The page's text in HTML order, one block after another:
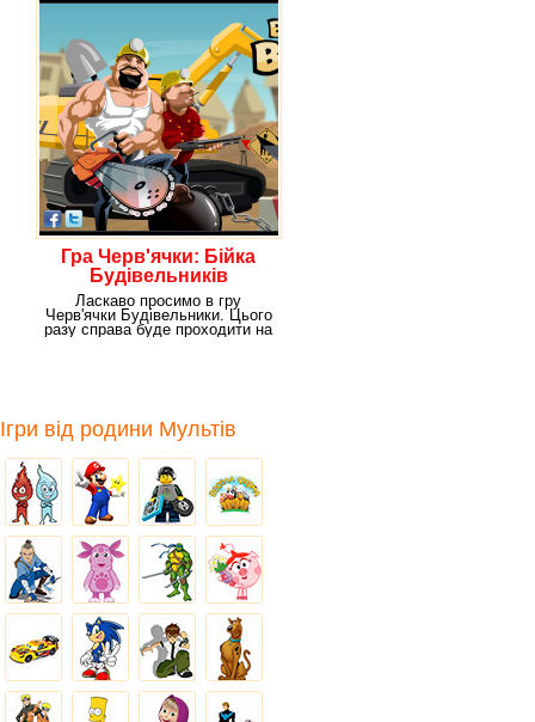
Гра Черв'ячки: Бійка
Будівельників
Ласкаво просимо в гру
Черв'ячки Будівельники. Цього
разу справа буде проходити на
Ігри від родини Мультів